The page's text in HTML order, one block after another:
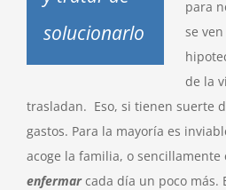
solucionarlo
para
se
de la
trasladan. Eso, si tienen suerte
gastos. Para la mayoría es
acoge la familia, o sencillamente
enfermarcada día un poco más.